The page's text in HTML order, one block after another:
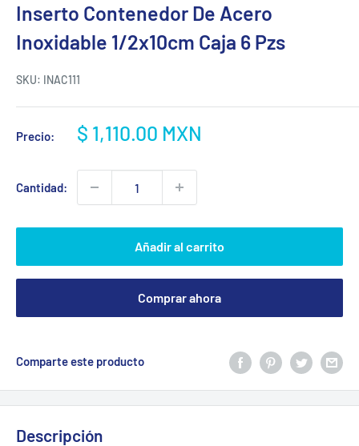
Inserto Contenedor De Acero
Inoxidable 1/2x10cm Caja 6 Pzs
SKU: INAC111
Precio:
Precio
venta
$ 1,110.00 MXN
Cantidad:
Añadir al carrito
Comprar ahora
Comparte este producto
Descripción